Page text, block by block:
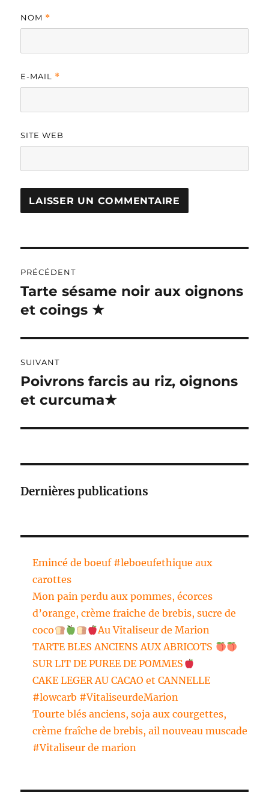
NOM *
E-MAIL *
SITE WEB
T
R
A
T
:
de
l’article
PRÉCÉDENT
Publication
précédente :
Tarte sésame noir aux oignons
et coings ★
SUIVANT
Publication
suivante :
Poivrons farcis au riz, oignons
et curcuma★
Dernières publications
Emincé de boeuf #leboeufethique aux
carottes
Mon pain perdu aux pommes, écorces
d’orange, crème fraiche de brebis, sucre de
coco
Au Vitaliseur de Marion
TARTE BLES ANCIENS AUX ABRICOTS
SUR LIT DE PUREE DE POMMES
CAKE LEGER AU CACAO et CANNELLE
#lowcarb #VitaliseurdeMarion
Tourte blés anciens, soja aux courgettes,
crème fraîche de brebis, ail nouveau muscade
#Vitaliseur de marion